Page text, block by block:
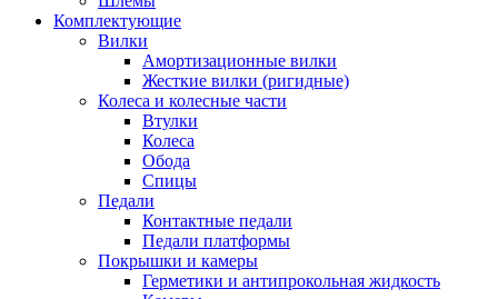
Комплектующие
Вилки
Амортизационные вилки
Жесткие вилки (ригидные)
Колеса и колесные части
Втулки
Колеса
Обода
Спицы
Педали
Контактные педали
Педали платформы
Покрышки и камеры
Герметики и антипрокольная жидкость